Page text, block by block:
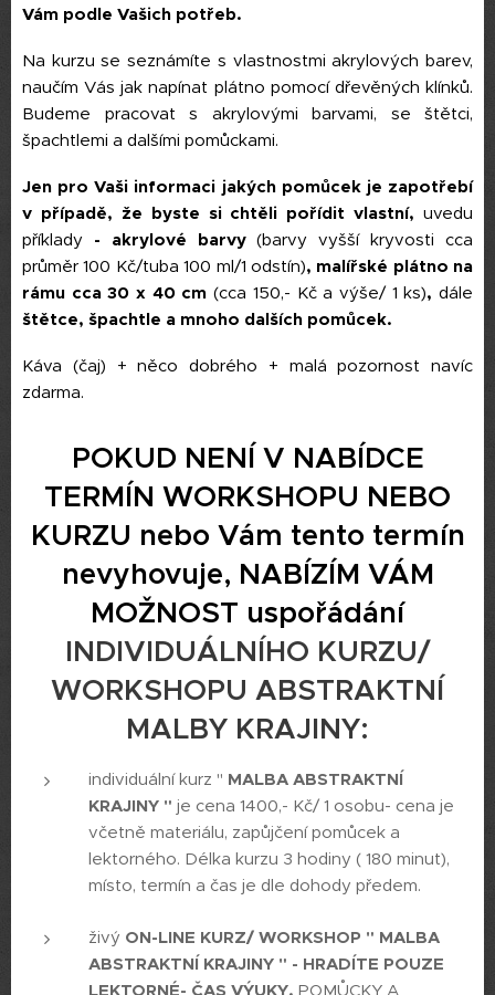
Vám podle Vašich potřeb.
Na kurzu se seznámíte s vlastnostmi akrylových barev,
naučím Vás jak napínat plátno pomocí dřevěných klínků.
Budeme pracovat s akrylovými barvami, se štětci,
špachtlemi a dalšími pomůckami.
Jen pro Vaši informaci jakých pomůcek je zapotřebí
v případě, že byste si chtěli pořídit vlastní, uvedu
příklady - akrylové barvy(barvy vyšší kryvosti cca
průměr 100 Kč/tuba 100 ml/1 odstín), malířské plátno na
rámu cca 30 x 40 cm(cca 150,- Kč a výše/ 1 ks),dále
štětce, špachtle a mnoho dalších pomůcek.
Káva (čaj) + něco dobrého + malá pozornost navíc
zdarma.
POKUD NENÍ V NABÍDCE
TERMÍN WORKSHOPU NEBO
KURZU nebo Vám tento termín
nevyhovuje, NABÍZÍM VÁM
MOŽNOST uspořádání
INDIVIDUÁLNÍHO KURZU/
WORKSHOPU ABSTRAKTNÍ
MALBY KRAJINY:
individuální kurz " MALBA ABSTRAKTNÍ
KRAJINY " je cena 1400,- Kč/ 1 osobu- cena je
včetně materiálu, zapůjčení pomůcek a
lektorného. Délka kurzu 3 hodiny ( 180 minut),
místo, termín a čas je dle dohody předem.
živý ON-LINE KURZ/ WORKSHOP " MALBA
ABSTRAKTNÍ KRAJINY " - HRADÍTE POUZE
LEKTORNÉ- ČAS VÝUKY. POMŮCKY A